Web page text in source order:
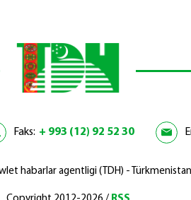
Faks: + 993 (12) 92 52 30
habarlar agentligi (TDH) -